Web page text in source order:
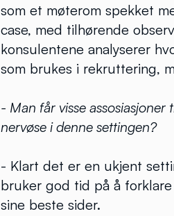
som et møterom spekket
case, med tilhørende
konsulentene analyserer
som brukes i rekruttering,
- Man får visse
nervøse i denne settingen?
- Klart det er en ukjent
bruker god tid på å
sine beste sider.